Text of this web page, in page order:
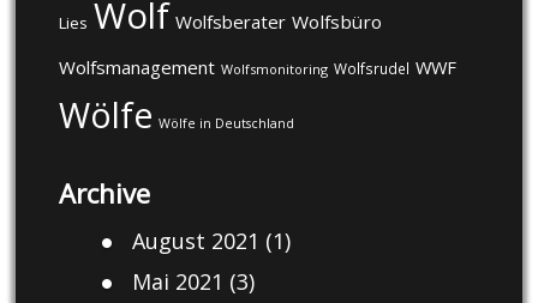
Lies Wolf Wolfsberater Wolfsbüro
Wolfsmanagement Wolfsmonitoring Wolfsrudel WWF
Wölfe Wölfe in Deutschland
Archive
August 2021 (1)
Mai 2021 (3)